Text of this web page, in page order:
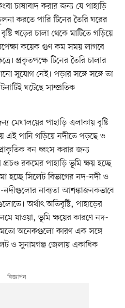
চাষাবাদ করার জন্য যে পাহাড়ি
করতে পারি টিনের তৈরি ঘরের
খড়ের চালা থেকে মাটিতে গড়িয়ে
কয়েক গুণ কম সময় লাগবে
প্রকৃতপক্ষে টিনের তৈরি চালার
সুযোগ নেই। পড়ার সঙ্গে সঙ্গে তা
ঘটেছে সাম্প্রতিক
মেঘালয়ের পাহাড়ি এলাকায় বৃষ্টি
এই পানি গড়িয়ে নদীতে পড়ছে ও
বন ধ্বংস করার জন্য
রকমের পাহাড়ি ভূমি ক্ষয় হচ্ছে
হচ্ছে সিলেট বিভাগের নদ-নদী ও
নাব্যতা আশঙ্কাজনকভাবে
অর্থাৎ অতিবৃষ্টি, পাহাড়ের
যাওয়া, ভূমি ক্ষয়ের কারণে নদ-
মতো অনেকগুলো কারণ এক সঙ্গে
ও সুনামগঞ্জ জেলায় একাধিক